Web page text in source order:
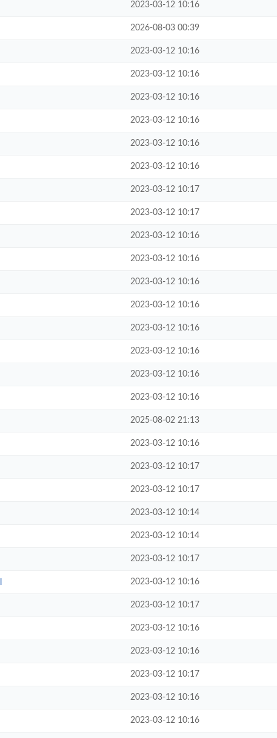
2023-03-12 10:16
2026-08-03 00:39
2023-03-12 10:16
2023-03-12 10:16
2023-03-12 10:16
2023-03-12 10:16
2023-03-12 10:16
2023-03-12 10:16
2023-03-12 10:17
2023-03-12 10:17
2023-03-12 10:16
2023-03-12 10:16
2023-03-12 10:16
2023-03-12 10:16
2023-03-12 10:16
2023-03-12 10:16
2023-03-12 10:16
2023-03-12 10:16
2025-08-02 21:13
2023-03-12 10:16
2023-03-12 10:17
2023-03-12 10:17
2023-03-12 10:14
2023-03-12 10:14
2023-03-12 10:17
2023-03-12 10:16
2023-03-12 10:17
2023-03-12 10:16
2023-03-12 10:16
2023-03-12 10:17
2023-03-12 10:16
2023-03-12 10:16